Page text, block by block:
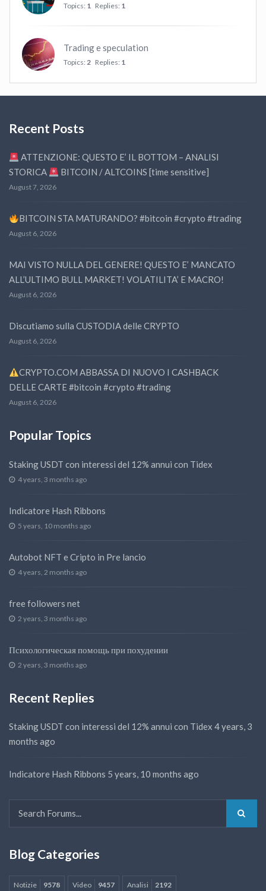
Topics: 1 Replies: 1
Trading e speculation
Topics: 2 Replies: 1
Recent Posts
ATTENZIONE: QUESTO E’ IL BOTTOM – ANALISI
STORICA
BITCOIN / ALTCOINS [time sensitive]
August 7, 2026
BITCOIN STA MATURANDO? #bitcoin #crypto #trading
August 6, 2026
MAI VISTO NULLA DEL GENERE! QUESTO E’ MANCATO
ALL’ULTIMO BULL MARKET! VOLATILITA’ E MACRO!
August 6, 2026
Discutiamo sulla CUSTODIA delle CRYPTO
August 6, 2026
CRYPTO.COM ABBASSA DI NUOVO I CASHBACK
DELLE CARTE #bitcoin #crypto #trading
August 6, 2026
Popular Topics
Staking USDT con interessi del 12% annui con Tidex
4 years, 3 months ago
Indicatore Hash Ribbons
5 years, 10 months ago
Autobot NFT e Cripto in Pre lancio
4 years, 2 months ago
free followers net
2 years, 3 months ago
Психологическая помощь при похудении
2 years, 3 months ago
Recent Replies
Staking USDT con interessi del 12% annui con Tidex 4 years, 3
months ago
Indicatore Hash Ribbons 5 years, 10 months ago
Blog Categories
Notizie 9578 Video 9457 Analisi 2192